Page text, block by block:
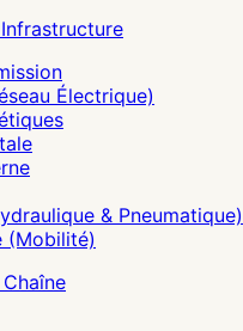
Électrique)
& Pneumatique)
(Mobilité)